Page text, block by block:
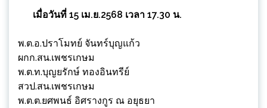
เมื่อวันที่ 15 เม.ย.2568 เวลา 17.30 น.
พ.ต.อ.ปราโมทย์ จันทร์บุญแก้ว
ผกก.สน.เพชรเกษม
พ.ต.ท.บุญยรักษ์ ทองอินทรีย์
สวป.สน.เพชรเกษม
พ.ต.ต.ยศพนธ์ อิศรางกูร ณ อยุธยา